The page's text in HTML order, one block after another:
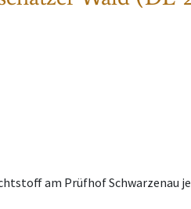
am Prüfhof Schwarzenau